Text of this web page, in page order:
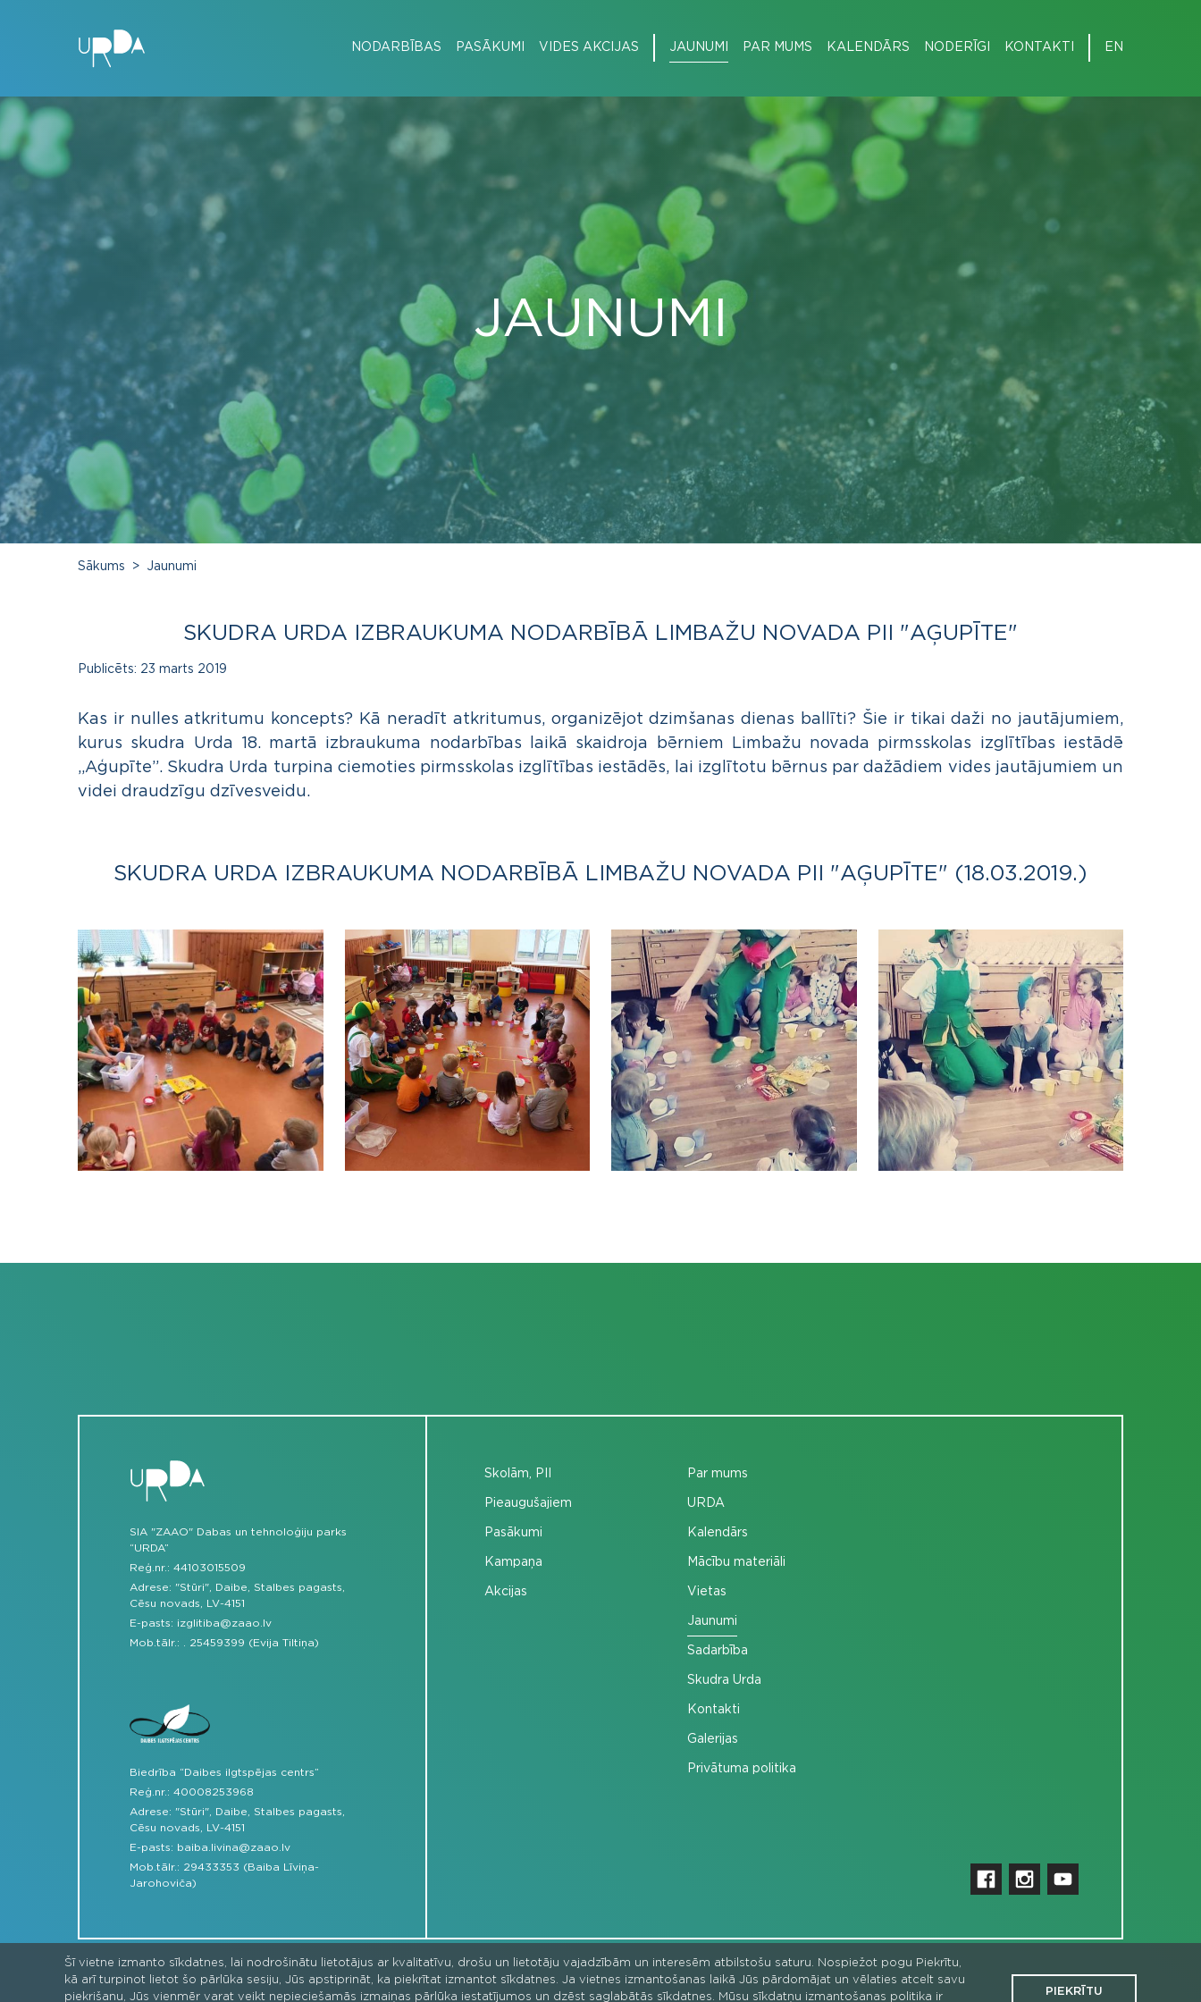
Šī vietne izmanto sīkdatnes, lai nodrošinātu lietotājus ar kvalitatīvu, drošu un lietotāju vajadzībām un interesēm atbilstošu saturu. Nospiežot pogu Piekrītu,
kā arī turpinot lietot šo pārlūka sesiju, Jūs apstiprināt, ka piekrītat izmantot sīkdatnes. Ja vietnes izmantošanas laikā Jūs pārdomājat un vēlaties atcelt savu
piekrišanu, Jūs vienmēr varat veikt nepieciešamās izmaiņas pārlūka iestatījumos un dzēst saglabātās sīkdatnes. Mūsu sīkdatņu izmantošanas politika ir
PIEKRĪTU
NODARBĪBAS PASĀKUMI VIDES AKCIJAS JAUNUMI PAR MUMS KALENDĀRS NODERĪGI KONTAKTI EN
JAUNUMI
Sākums Jaunumi
SKUDRA URDA IZBRAUKUMA NODARBĪBĀ LIMBAŽU NOVADA PII "AĢUPĪTE"
Publicēts: 23 marts 2019
Kas ir nulles atkritumu koncepts? Kā neradīt atkritumus, organizējot dzimšanas dienas ballīti? Šie ir tikai daži no jautājumiem,
kurus skudra Urda 18. martā izbraukuma nodarbības laikā skaidroja bērniem Limbažu novada pirmsskolas izglītības iestādē
,,Aģupīte”. Skudra Urda turpina ciemoties pirmsskolas izglītības iestādēs, lai izglītotu bērnus par dažādiem vides jautājumiem un
videi draudzīgu dzīvesveidu.
SKUDRA URDA IZBRAUKUMA NODARBĪBĀ LIMBAŽU NOVADA PII "AĢUPĪTE" (18.03.2019.)
SIA "ZAAO" Dabas un tehnoloģiju parks
“URDA”
Reģ.nr.: 44103015509
Adrese: "Stūri", Daibe, Stalbes pagasts,
Cēsu novads, LV-4151
E-pasts: izglitiba@zaao.lv
Mob.tālr.:
25459399 (Evija Tiltiņa)
Biedrība “Daibes ilgtspējas centrs”
Reģ.nr.: 40008253968
Adrese: "Stūri", Daibe, Stalbes pagasts,
Cēsu novads, LV-4151
E-pasts: baiba.livina@zaao.lv
Mob.tālr.: 29433353 (Baiba Līviņa-
Jarohoviča)
Skolām, PII
Pieaugušajiem
Pasākumi
Kampaņa
Akcijas
Par mums
URDA
Kalendārs
Mācību materiāli
Vietas
Jaunumi
Sadarbība
Skudra Urda
Kontakti
Galerijas
Privātuma politika